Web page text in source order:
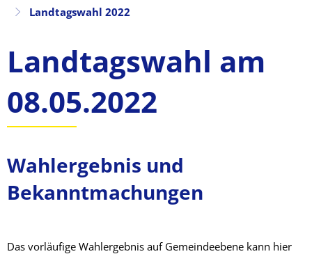
Landtagswahl 2022
Landtagswahl
2022
Landtagswahl am
08.05.2022
Wahlergebnis und
Bekanntmachungen
Das vorläufige Wahlergebnis auf Gemeindeebene kann hier